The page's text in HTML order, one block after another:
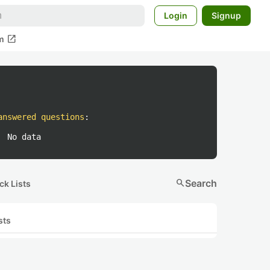
Login Signup
open_in_new
questions :
No data
Lists searchSearch